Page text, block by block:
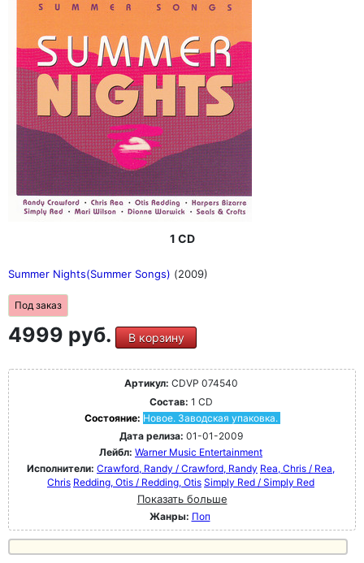
1 CD
Summer Nights(Summer Songs) (2009)
Под заказ
4999 руб. В корзину
Артикул: CDVP 074540
Состав: 1 CD
Состояние: Новое. Заводская упаковка.
Дата релиза: 01-01-2009
Лейбл: Warner Music Entertainment
Исполнители: Crawford, Randy / Crawford, Randy Rea, Chris / Rea,
Chris Redding, Otis / Redding, Otis Simply Red / Simply Red
Показать больше
Жанры: Поп